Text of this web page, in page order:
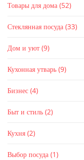
Товары для дома (52)
Стеклянная посуда (33)
Дом и уют (9)
Кухонная утварь (9)
Бизнес (4)
Быт и стиль (2)
Кухня (2)
Выбор посуда (1)